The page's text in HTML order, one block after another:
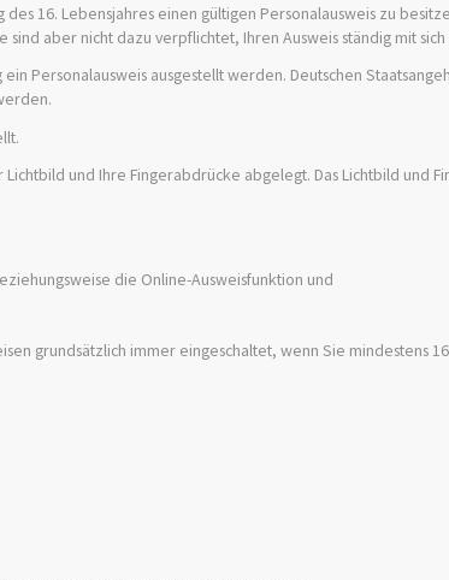
16. Lebensjahres einen gültigen Personalausweis zu
sind aber nicht dazu verpflichtet, Ihren Ausweis ständig mit
Personalausweis ausgestellt werden. Deutschen
und Ihre Fingerabdrücke abgelegt. Das Lichtbild und
die Online-Ausweisfunktion und
grundsätzlich immer eingeschaltet, wenn Sie mindestens